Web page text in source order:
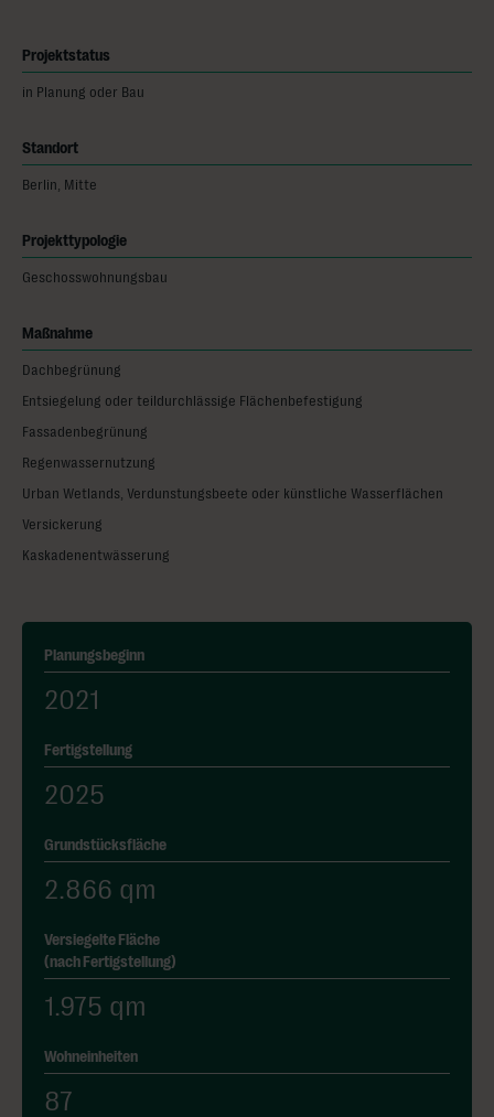
Projektstatus
in Planung oder Bau
Standort
Berlin, Mitte
Projekttypologie
Geschosswohnungsbau
Maßnahme
Dachbegrünung
Entsiegelung oder teildurchlässige Flächenbefestigung
Fassadenbegrünung
Regenwassernutzung
Urban Wetlands‚ Verdunstungsbeete oder künstliche Wasserflächen
Versickerung
Kaskadenentwässerung
Planungsbeginn
2021
Fertigstellung
2025
Grundstücksfläche
2.866 qm
Versiegelte Fläche
(nach Fertigstellung)
1.975 qm
Wohneinheiten
87